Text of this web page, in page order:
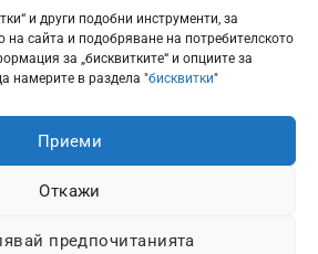
и други подобни инструменти, за
на сайта и подобряване на потребителското
за „бисквитките“ и опциите за
намерите в раздела "бисквитки"
Приеми
Откажи
предпочитанията
са с включено 20% ДДС